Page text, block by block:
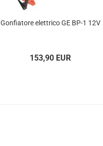
Gon­fia­to­re elett­ri­co GE BP-1 12V
153,90 EUR